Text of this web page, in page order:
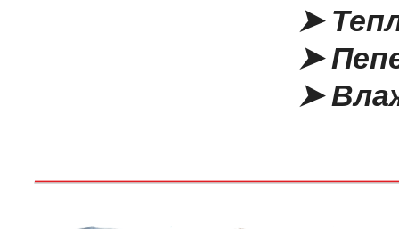
➤
➤
➤